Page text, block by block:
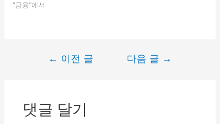
의 햇살론뱅크 조건과 자격
다. 햇살론뱅크는 21년 7월
26일에 출시되었으며 정책
햇살론17, 바꿔드림론, 안
전망대출, 안전망대출2, 햇
"금융"에서
게
← 이전 글 다음 글 →
댓글 달기